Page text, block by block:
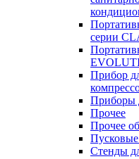
серии
Прибор
Приборы
Прочее
Прочее
Пусковые
Стенды